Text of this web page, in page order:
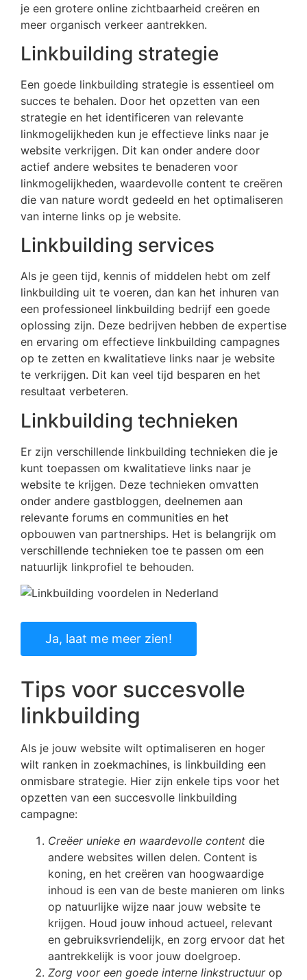
je een grotere online zichtbaarheid creëren en
meer organisch verkeer aantrekken.
Linkbuilding strategie
Een goede linkbuilding strategie is essentieel om
succes te behalen. Door het opzetten van een
strategie en het identificeren van relevante
linkmogelijkheden kun je effectieve links naar je
website verkrijgen. Dit kan onder andere door
actief andere websites te benaderen voor
linkmogelijkheden, waardevolle content te creëren
die van nature wordt gedeeld en het optimaliseren
van interne links op je website.
Linkbuilding services
Als je geen tijd, kennis of middelen hebt om zelf
linkbuilding uit te voeren, dan kan het inhuren van
een professioneel linkbuilding bedrijf een goede
oplossing zijn. Deze bedrijven hebben de expertise
en ervaring om effectieve linkbuilding campagnes
op te zetten en kwalitatieve links naar je website
te verkrijgen. Dit kan veel tijd besparen en het
resultaat verbeteren.
Linkbuilding technieken
Er zijn verschillende linkbuilding technieken die je
kunt toepassen om kwalitatieve links naar je
website te krijgen. Deze technieken omvatten
onder andere gastbloggen, deelnemen aan
relevante forums en communities en het
opbouwen van partnerships. Het is belangrijk om
verschillende technieken toe te passen om een
natuurlijk linkprofiel te behouden.
Ja, laat me meer zien!
Tips voor succesvolle
linkbuilding
Als je jouw website wilt optimaliseren en hoger
wilt ranken in zoekmachines, is linkbuilding een
onmisbare strategie. Hier zijn enkele tips voor het
opzetten van een succesvolle linkbuilding
campagne:
Creëer unieke en waardevolle content die
andere websites willen delen. Content is
koning, en het creëren van hoogwaardige
inhoud is een van de beste manieren om links
op natuurlijke wijze naar jouw website te
krijgen. Houd jouw inhoud actueel, relevant
en gebruiksvriendelijk, en zorg ervoor dat het
aantrekkelijk is voor jouw doelgroep.
Zorg voor een goede interne linkstructuur op